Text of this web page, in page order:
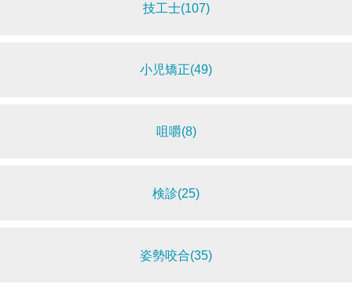
技工士(107)
小児矯正(49)
咀嚼(8)
検診(25)
姿勢咬合(35)